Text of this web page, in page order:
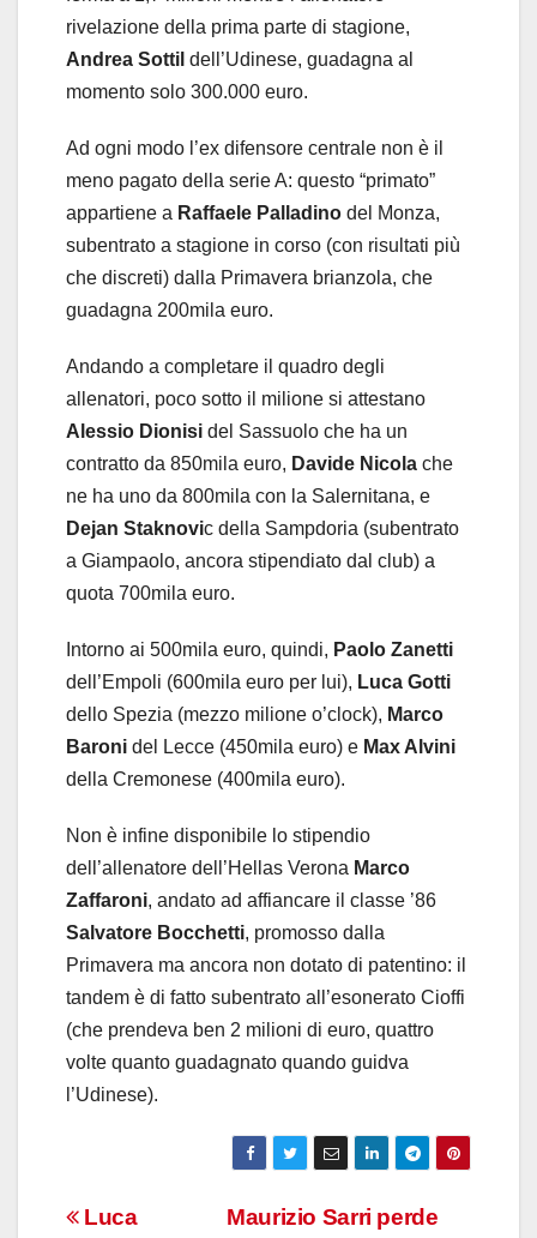
rivelazione della prima parte di stagione,
Andrea Sottil dell’Udinese, guadagna al
momento solo 300.000 euro.
Ad ogni modo l’ex difensore centrale non è il
meno pagato della serie A: questo “primato”
appartiene a Raffaele Palladino del Monza,
subentrato a stagione in corso (con risultati più
che discreti) dalla Primavera brianzola, che
guadagna 200mila euro.
Andando a completare il quadro degli
allenatori, poco sotto il milione si attestano
Alessio Dionisi del Sassuolo che ha un
contratto da 850mila euro, Davide Nicola che
ne ha uno da 800mila con la Salernitana, e
Dejan Staknovic della Sampdoria (subentrato
a Giampaolo, ancora stipendiato dal club) a
quota 700mila euro.
Intorno ai 500mila euro, quindi, Paolo Zanetti
dell’Empoli (600mila euro per lui), Luca Gotti
dello Spezia (mezzo milione o’clock), Marco
Baroni del Lecce (450mila euro) e Max Alvini
della Cremonese (400mila euro).
Non è infine disponibile lo stipendio
dell’allenatore dell’Hellas Verona Marco
Zaffaroni, andato ad affiancare il classe ’86
Salvatore Bocchetti, promosso dalla
Primavera ma ancora non dotato di patentino: il
tandem è di fatto subentrato all’esonerato Cioffi
(che prendeva ben 2 milioni di euro, quattro
volte quanto guadagnato quando guidva
l’Udinese).
NavigazioneMaurizio Sarri perde
Luca